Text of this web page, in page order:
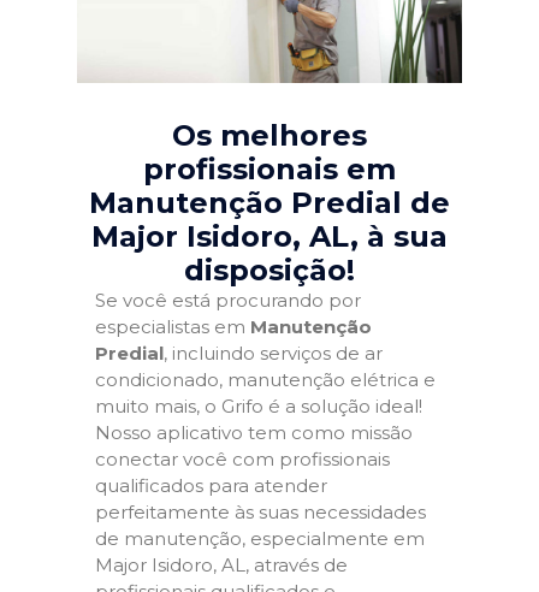
Os melhores
profissionais em
Manutenção Predial de
Major Isidoro, AL, à sua
disposição!
Se você está procurando por
especialistas em Manutenção
Predial, incluindo serviços de ar
condicionado, manutenção elétrica e
muito mais, o Grifo é a solução ideal!
Nosso aplicativo tem como missão
conectar você com profissionais
qualificados para atender
perfeitamente às suas necessidades
de manutenção, especialmente em
Major Isidoro, AL, através de